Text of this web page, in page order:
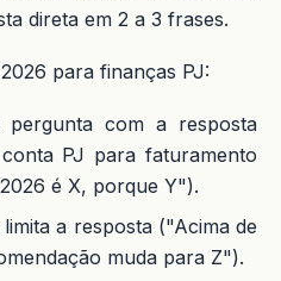
direta em 2 a 3 frases.
para finanças PJ:
pergunta com a resposta
PJ para faturamento
é X, porque Y").
a resposta ("Acima de
muda para Z").